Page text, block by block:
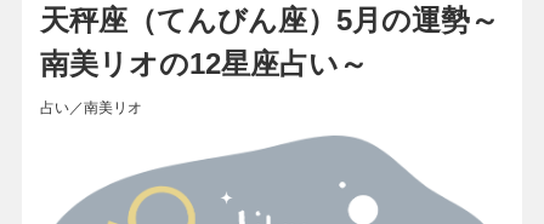
天秤座（てんびん座）5月の運勢～
南美リオの12星座占い～
占い／南美リオ